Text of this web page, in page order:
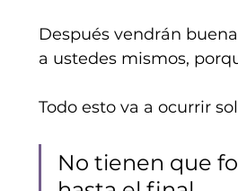
Después vendrán
a ustedes mismos,
Todo esto va a ocurrir
No tienen que